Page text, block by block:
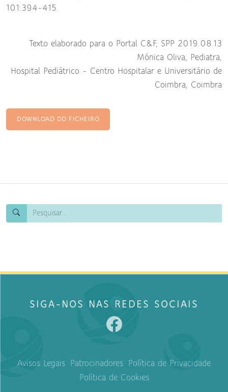
101:394-415.
Texto elaborado para o Portal C&F, SPP 2019.08.13
Mónica Oliva, Pediatra,
Hospital Pediátrico - Centro Hospitalar e Universitário de
Coimbra, Coimbra
DOWNLOAD DO FICHEIRO
SIGA-NOS NAS REDES SOCIAIS
Avisos Legais Patrocinadores Política de Privacidade
Política de Cookies